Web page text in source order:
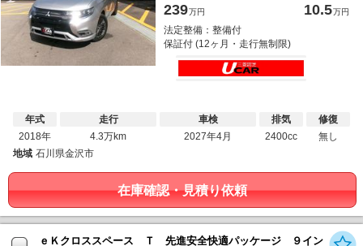
239万円 10.5万円
法定整備：整備付
保証付 (12ヶ月・走行無制限)
年式
2018年
走行
4.3万km
車検
2027年4月
排気
2400cc
修復
無し
地域 石川県金沢市
在庫確認・見積り依頼
ｅＫクロススペース Ｔ 先進安全快適パッケージ ９イン